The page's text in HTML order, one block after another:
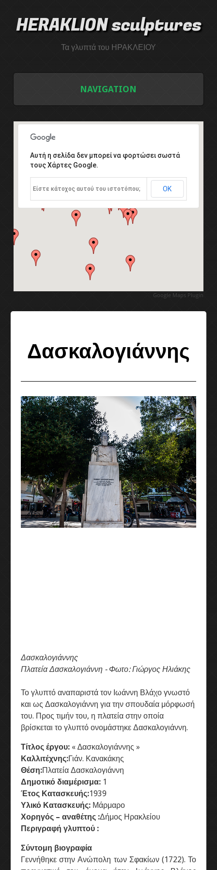
HERAKLION sculptures
Τα γλυπτά του ΗΡΑΚΛΕΙΟΥ
NAVIGATION
ΛΙΣΤΑ ΓΛΥΠΤΩΝ
ΤΟ ΣΥΜΠΟΣΙΟ ΓΛΥΠΤΙΚΗΣ
1ο Διεθνές συμπόσιο γλυπτικής
2ο Διεθνές συμπόσιο γλυπτικής
3ο Διεθνές συμπόσιο γλυπτικής
Διεθνές συμπ. γλυπτικής 2011
7ο Διεθνές συμπόσιο γλυπτικής
8ο Διεθνές συμπόσιο γλυπτικής
9ο Διεθνές συμπόσιο γλυπτικής
Η ΟΜΑΔΑ
ΕΠΙΚΟΙΝΩΝΕΙΣΤΕ ΜΑΖΙ ΜΑΣ
Αυτή η σελίδα δεν μπορεί να φορτώσει σωστά
τους Χάρτες Google.
Είστε κάτοχος αυτού του ιστοτόπου; ΟΚ
Google Maps Plugin
Δασκαλογιάννης
Δασκαλογιάννης
Πλατεία Δασκαλογιάννη - Φωτο: Γιώργος Ηλιάκης
Το γλυπτό αναπαριστά τον Ιωάννη Βλάχο γνωστό
και ως Δασκαλογιάννη για την σπουδαία μόρφωσή
του. Προς τιμήν του, η πλατεία στην οποία
βρίσκεται το γλυπτό ονομάστηκε Δασκαλογιάννη.
Τίτλος έργου:« ∆ασκαλογιάννης »
Καλλιτέχνης:Γιάν. Κανακάκης
Θέση:Πλατεία Δασκαλογιάννη
Δημοτικό διαμέρισμα: 1
Έτος Κατασκευής:1939
Υλικό Κατασκευής: Μάρμαρο
Χορηγός – αναθέτης :Δήμος Ηρακλείου
Περιγραφή γλυπτού :
Σύντομη βιογραφία
Γεννήθηκε στην Ανώπολη των Σφακίων (1722). Το